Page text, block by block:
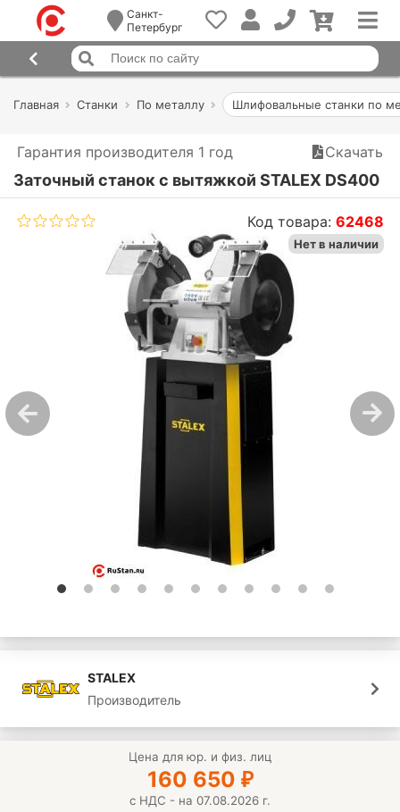
Санкт-
Петербург
Главная Станки По металлу Шлифовальные станки по
Гарантия производителя 1 год Скачать
Заточный станок с вытяжкой STALEX DS400
Код товара:62468
Нет в наличии
STALEX
Производитель
Цена для юр. и физ. лиц
160 650 ₽
с НДС - на 07.08.2026 г.